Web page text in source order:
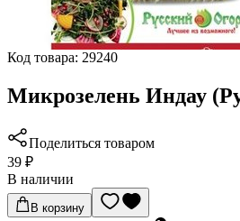
Код товара: 29240
Микрозелень Индау
Поделиться товаром
39 ₽
В наличии
В корзину